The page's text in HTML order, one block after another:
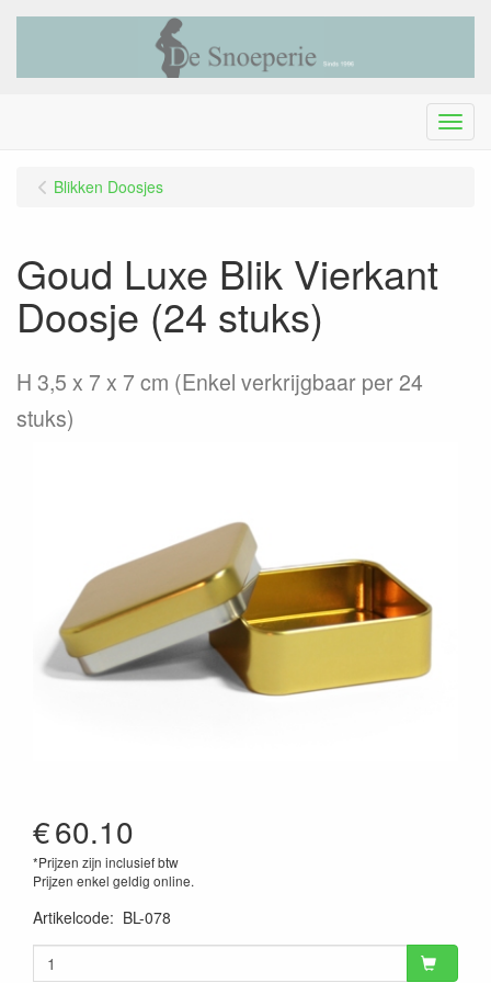
Menu
Blikken Doosjes
Goud Luxe Blik Vierkant
Doosje (24 stuks)
H 3,5 x 7 x 7 cm (Enkel verkrijgbaar per 24
stuks)
€60.10
*Prijzen zijn inclusief btw
Prijzen enkel geldig online.
Artikelcode: BL-078